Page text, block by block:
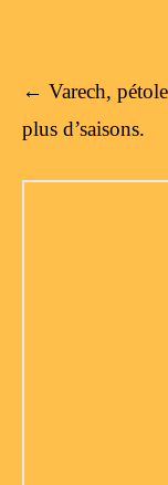
Post navigation
← Varech,
plus d’saisons.